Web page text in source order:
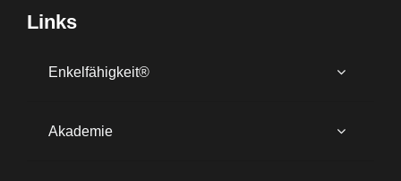
Links
Enkelfähigkeit®
Akademie